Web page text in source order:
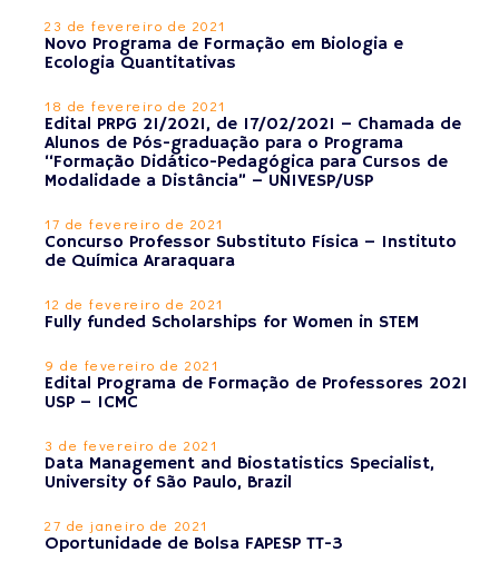
23 de fevereiro de 2021
Novo Programa de Formação em Biologia e
Ecologia Quantitativas
18 de fevereiro de 2021
Edital PRPG 21/2021, de 17/02/2021 – Chamada de
Alunos de Pós-graduação para o Programa
“Formação Didático-Pedagógica para Cursos de
Modalidade a Distância” – UNIVESP/USP
17 de fevereiro de 2021
Concurso Professor Substituto Física – Instituto
de Química Araraquara
12 de fevereiro de 2021
Fully funded Scholarships for Women in STEM
9 de fevereiro de 2021
Edital Programa de Formação de Professores 2021
USP – ICMC
3 de fevereiro de 2021
Data Management and Biostatistics Specialist,
University of São Paulo, Brazil
27 de janeiro de 2021
Oportunidade de Bolsa FAPESP TT-3